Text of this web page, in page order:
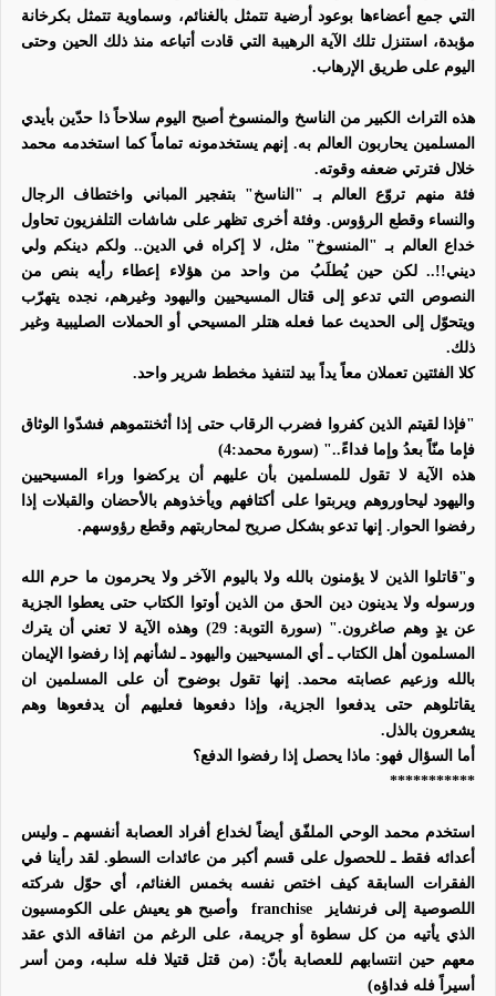
التي جمع أعضاءها بوعود أرضية تتمثل بالغنائم، وسماوية تتمثل بكرخانة
مؤبدة، استنزل تلك الآية الرهيبة التي قادت أتباعه منذ ذلك الحين وحتى
اليوم على طريق الإرهاب.
هذه التراث الكبير من الناسخ والمنسوخ أصبح اليوم سلاحاً ذا حدّين بأيدي
المسلمين يحاربون العالم به. إنهم يستخدمونه تماماً كما استخدمه محمد
خلال فترتي ضعفه وقوته.
فئة منهم تروّع العالم بـ "الناسخ" بتفجير المباني واختطاف الرجال
والنساء وقطع الرؤوس. وفئة أخرى تظهر على شاشات التلفزيون تحاول
خداع العالم بـ "المنسوخ" مثل، لا إكراه في الدين.. ولكم دينكم ولي
ديني!!.. لكن حين يُطلَبُ من واحد من هؤلاء إعطاء رأيه بنص من
النصوص التي تدعو إلى قتال المسيحيين واليهود وغيرهم، نجده يتهرّب
ويتحوّل إلى الحديث عما فعله هتلر المسيحي أو الحملات الصليبية وغير
ذلك.
كلا الفئتين تعملان معاً يداً بيد لتنفيذ مخطط شرير واحد.
"فإذا لقيتم الذين كفروا فضرب الرقاب حتى إذا أثخنتموهم فشدّوا الوثاق
فإما منّاً بعدُ وإما فداءً.." (سورة محمد:4)
هذه الآية لا تقول للمسلمين بأن عليهم أن يركضوا وراء المسيحيين
واليهود ليحاوروهم ويربتوا على أكتافهم ويأخذوهم بالأحضان والقبلات إذا
رفضوا الحوار. إنها تدعو بشكل صريح لمحاربتهم وقطع رؤوسهم.
و"قاتلوا الذين لا يؤمنون بالله ولا باليوم الآخر ولا يحرمون ما حرم الله
ورسوله ولا يدينون دين الحق من الذين أوتوا الكتاب حتى يعطوا الجزية
عن يدٍ وهم صاغرون." (سورة التوبة: 29)
وهذه الآية لا تعني أن يترك
المسلمون أهل الكتاب ـ أي المسيحيين واليهود ـ لشأنهم إذا رفضوا الإيمان
بالله وزعيم عصابته محمد. إنها تقول بوضوح أن على المسلمين ان
يقاتلوهم حتى يدفعوا الجزية، وإذا دفعوها فعليهم أن يدفعوها وهم
يشعرون بالذل.
أما السؤال فهو: ماذا يحصل إذا رفضوا الدفع؟
***********
استخدم محمد الوحي الملفّق أيضاً لخداع أفراد العصابة أنفسهم ـ وليس
أعدائه فقط ـ للحصول على قسم أكبر من عائدات السطو. لقد رأينا في
الفقرات السابقة كيف اختص نفسه بخمس الغنائم، أي حوّل شركته
اللصوصية إلى فرنشايز
franchise
وأصبح هو يعيش على الكومسيون
الذي يأتيه من كل سطوة أو جريمة، على الرغم من اتفاقه الذي عقد
معهم حين انتسابهم للعصابة بأنّ: (من قتل قتيلا فله سلبه، ومن أسر
أسيراً فله فداؤه)